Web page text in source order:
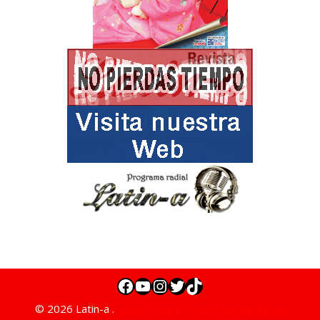
© 2026 Latin-a .